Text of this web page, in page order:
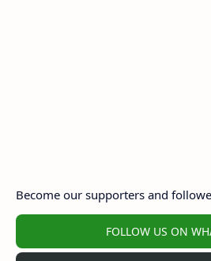
Become our supporters and
FOLLOW US ON